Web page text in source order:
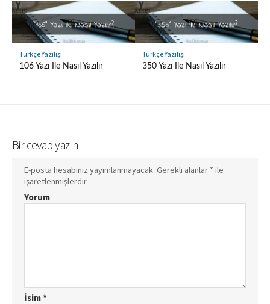
Türkçe Yazılışı
106 Yazı İle Nasıl Yazılır
Türkçe Yazılışı
350 Yazı İle Nasıl Yazılır
Bir cevap yazın
E-posta hesabınız yayımlanmayacak. Gerekli alanlar * ile
işaretlenmişlerdir
Yorum
İsim*